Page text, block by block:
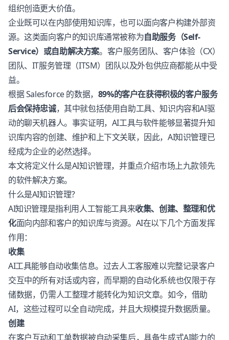
组织创造更大价值。
企业既可以在内部使用知识库，也可以面向客户构建外部资
源。这类面向客户的知识库通常被称为自助服务（Self-
Service）或自助解决方案。客户服务团队、客户体验（CX）
团队、IT服务管理（ITSM）团队以及外包供应商都能从中受
益。
根据 Salesforce 的数据， 89%的客户在获得积极的客户服务
后会保持忠诚，其中就包括使用自助工具、知识内容和AI驱
动的聊天机器人。事实证明，AI工具与软件能够显著提升知
识库内容的创建、维护和上下文关联，因此，AI知识管理已
经成为企业的必然选择。
本文将定义什么是AI知识管理，并重点介绍市场上九款领先
的软件解决方案。
什么是AI知识管理？
AI知识管理是指利用人工智能工具来收集、创建、整理和优
化面向内部和客户的知识库与资源。AI在以下几个方面发挥
作用：
收集
AI工具能够自动收集信息。过去人工客服难以完整记录客户
交互中的所有对话或内容，而早期的自动化系统也仅限于存
储数据，仍需人工整理才能转化为知识文章。如今，借助
AI，这些过程可以全自动完成，并且大规模提升数据质量。
创建
在客户互动和工单数据被自动采集后，具备生成式AI能力的